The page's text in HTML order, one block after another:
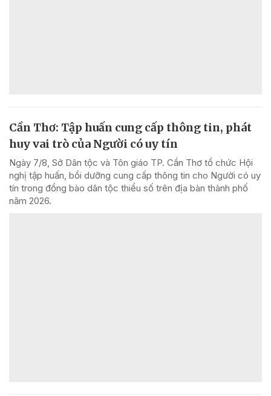
Cần Thơ: Tập huấn cung cấp thông tin, phát
huy vai trò của Người có uy tín
Ngày 7/8, Sở Dân tộc và Tôn giáo TP. Cần Thơ tổ chức Hội
nghị tập huấn, bồi dưỡng cung cấp thông tin cho Người có uy
tín trong đồng bào dân tộc thiểu số trên địa bàn thành phố
năm 2026.